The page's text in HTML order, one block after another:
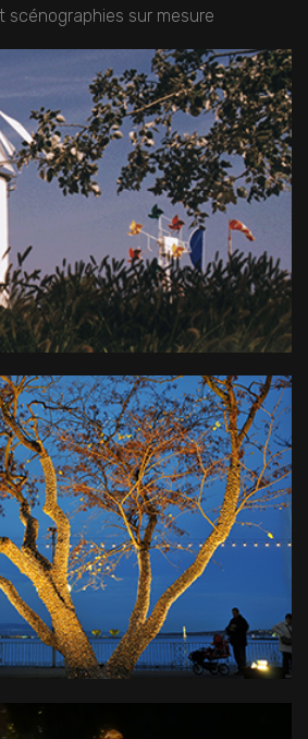
scénographies sur mesure